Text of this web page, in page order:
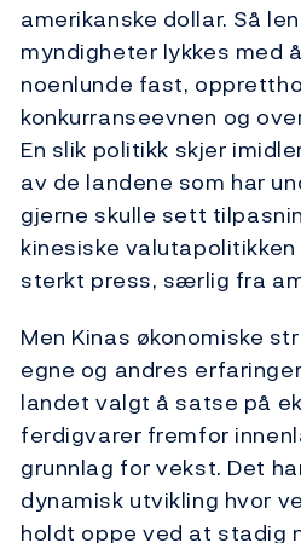
amerikanske dollar. Så
myndigheter lykkes med
noenlunde fast,
konkurranseevnen og
En slik politikk skjer
av de landene som har
gjerne skulle sett
kinesiske
sterkt press, særlig fra
Men Kinas økonomiske
egne og andres
landet valgt å satse på
ferdigvarer fremfor
grunnlag for vekst. Det
dynamisk utvikling hvor
holdt oppe ved at stadig